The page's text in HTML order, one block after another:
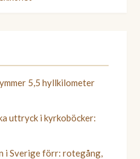
5,5 hyllkilometer
uttryck i kyrkoböcker:
i Sverige förr: rotegång,